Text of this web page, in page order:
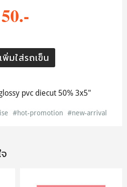
50.-
เพิ่มใส่รถเข็น
pvc diecut 50% 3x5"
#hot-promotion #new-arrival